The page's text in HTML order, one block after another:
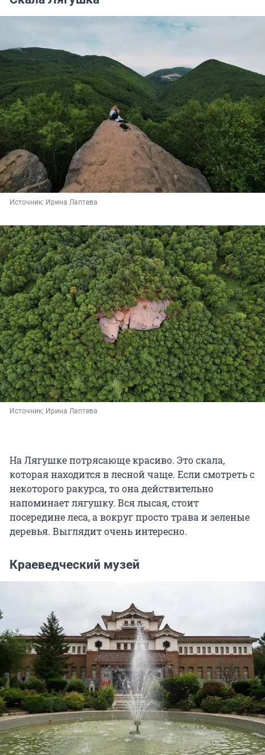
Источник: Ирина Лаптева
Источник: Ирина Лаптева
На Лягушке потрясающе красиво. Это скала,
которая находится в лесной чаще. Если смотреть с
некоторого ракурса, то она действительно
напоминает лягушку. Вся лысая, стоит
посередине леса, а вокруг просто трава и зеленые
деревья. Выглядит очень интересно.
Краеведческий музей